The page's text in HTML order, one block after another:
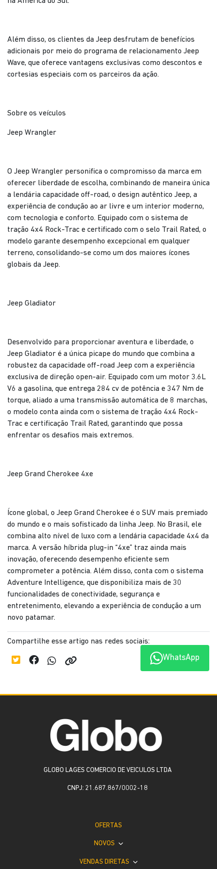
Além disso, os clientes da Jeep desfrutam de benefícios
adicionais por meio do programa de relacionamento Jeep
Wave, que oferece vantagens exclusivas como descontos e
cortesias especiais com os parceiros da ação.
Sobre os veículos
Jeep Wrangler
O Jeep Wrangler personifica o compromisso da marca em
oferecer liberdade de escolha, combinando de maneira única
a lendária capacidade off-road, o design autêntico Jeep, a
experiência de condução ao ar livre e um interior moderno,
com tecnologia e conforto. Equipado com o sistema de
tração 4x4 Rock-Trac e certificado com o selo Trail Rated, o
modelo garante desempenho excepcional em qualquer
terreno, consolidando-se como um dos maiores ícones
globais da Jeep.
Jeep Gladiator
Desenvolvido para proporcionar aventura e liberdade, o
Jeep Gladiator é a única picape do mundo que combina a
robustez da capacidade off-road Jeep com a experiência
exclusiva de direção open-air. Equipado com um motor 3.6L
V6 a gasolina, que entrega 284 cv de potência e 347 Nm de
torque, aliado a uma transmissão automática de 8 marchas,
o modelo conta ainda com o sistema de tração 4x4 Rock-
Trac e certificação Trail Rated, garantindo que possa
enfrentar os desafios mais extremos.
Jeep Grand Cherokee 4xe
Ícone global, o Jeep Grand Cherokee é o SUV mais premiado
do mundo e o mais sofisticado da linha Jeep. No Brasil, ele
combina alto nível de luxo com a lendária capacidade 4x4 da
marca. A versão híbrida plug-in “4xe” traz ainda mais
inovação, oferecendo desempenho eficiente sem
comprometer a potência. Além disso, conta com o sistema
Adventure Intelligence, que disponibiliza mais de 30
funcionalidades de conectividade, segurança e
entretenimento, elevando a experiência de condução a um
novo patamar.
Compartilhe esse artigo nas redes sociais:
WhatsApp
GLOBO LAGES COMERCIO DE VEICULOS LTDA
CNPJ: 21.687.867/0002-18
OFERTAS
NOVOS
VENDAS DIRETAS